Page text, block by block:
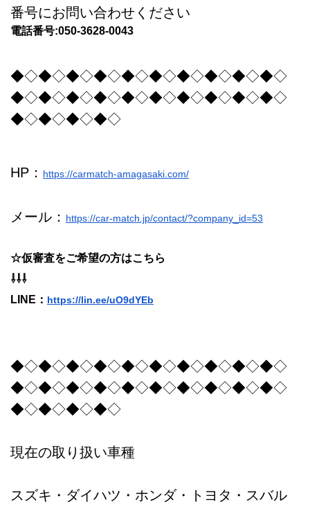
番号にお問い合わせください
電話番号:050-3628-0043
◆◇◆◇◆◇◆◇◆◇◆◇◆◇◆◇◆◇◆◇
◆◇◆◇◆◇◆◇◆◇◆◇◆◇◆◇◆◇◆◇
◆◇◆◇◆◇◆◇
HP： https://carmatch-amagasaki.com/
メール： https://car-match.jp/contact/?company_id=53
☆仮審査をご希望の方はこちら
⇩⇩⇩
LINE： https://lin.ee/uO9dYEb
◆◇◆◇◆◇◆◇◆◇◆◇◆◇◆◇◆◇◆◇
◆◇◆◇◆◇◆◇◆◇◆◇◆◇◆◇◆◇◆◇
◆◇◆◇◆◇◆◇
現在の取り扱い車種
スズキ・ダイハツ・ホンダ・トヨタ・スバル